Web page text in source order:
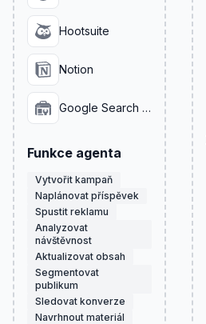
Hootsuite
Notion
Google Search Console
Funkce agenta
Vytvořit kampaň
Naplánovat příspěvek
Spustit reklamu
Analyzovat
návštěvnost
Aktualizovat obsah
Segmentovat
publikum
Sledovat konverze
Navrhnout materiál